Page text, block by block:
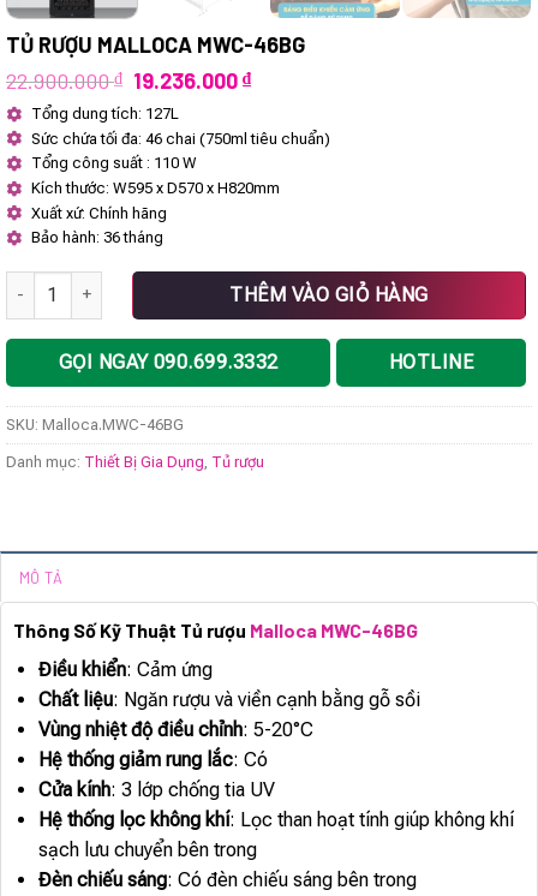
TỦ RƯỢU MALLOCA MWC-46BG
22.900.000₫ Giá
là:
22.900.000 ₫.
19.236.000₫Giá
là:
Tổng dung tích: 127L
Sức chứa tối đa: 46 chai (750ml tiêu chuẩn)
Tổng công suất : 110 W
Kích thước: W595 x D570 x H820mm
Xuất xứ: Chính hãng
Bảo hành: 36 tháng
Tủ rượu Malloca MWC-46BG số lượngTHÊM VÀO GIỎ HÀNG
GỌI NGAY 090.699.3332 HOTLINE
SKU: Malloca.MWC-46BG
Danh mục: Thiết Bị Gia Dụng Tủ rượu
MÔ TẢ
Thông Số Kỹ Thuật Tủ rượu Malloca MWC-46BG
Điều khiển: Cảm ứng
Chất liệu: Ngăn rượu và viền cạnh bằng gỗ sồi
Vùng nhiệt độ điều chỉnh: 5-20°C
Hệ thống giảm rung lắc: Có
Cửa kính: 3 lớp chống tia UV
Hệ thống lọc không khí: Lọc than hoạt tính giúp không khí
sạch lưu chuyển bên trong
Đèn chiếu sáng: Có đèn chiếu sáng bên trong